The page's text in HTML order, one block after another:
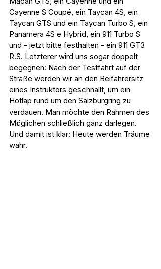
Cayenne S Coupé, ein Taycan 4S, ein
Taycan GTS und ein Taycan Turbo S, ein
Panamera 4S e Hybrid, ein 911 Turbo S
und - jetzt bitte festhalten - ein 911 GT3
R.S. Letzterer wird uns sogar doppelt
begegnen: Nach der Testfahrt auf der
Straße werden wir an den Beifahrersitz
eines Instruktors geschnallt, um ein
Hotlap rund um den Salzburgring zu
verdauen. Man möchte den Rahmen des
Möglichen schließlich ganz darlegen.
Und damit ist klar: Heute werden Träume
wahr.